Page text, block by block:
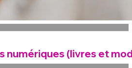
numériques (livres et